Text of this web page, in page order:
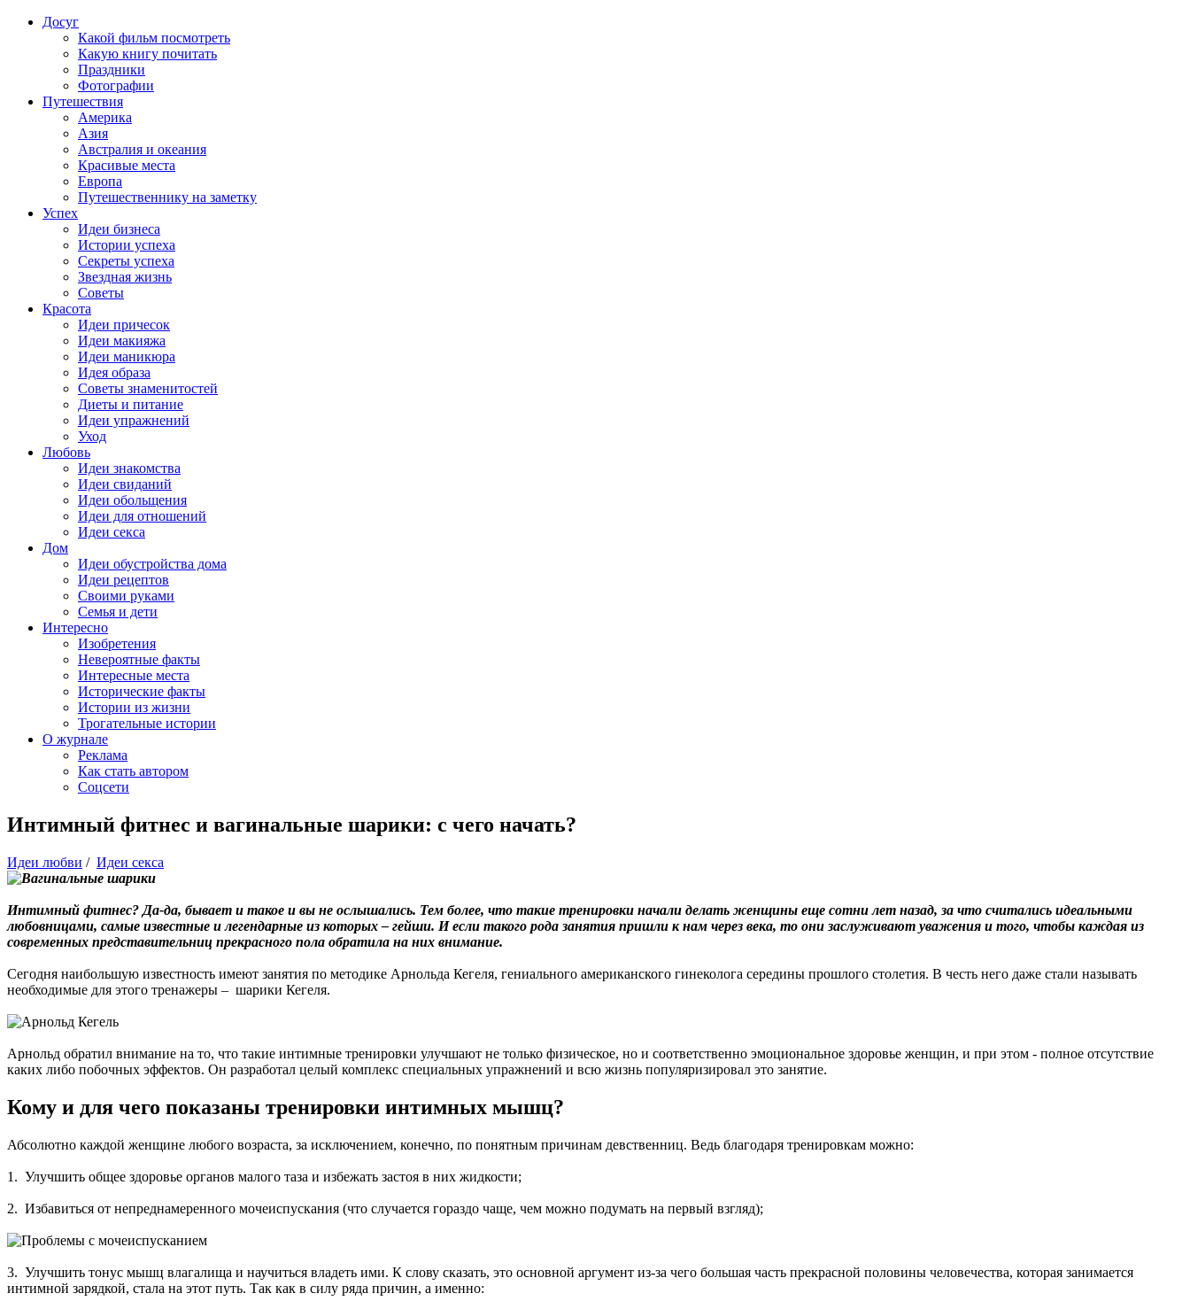
Досуг
Какой фильм посмотреть
Какую книгу почитать
Праздники
Фотографии
Путешествия
Америка
Азия
Австралия и океания
Красивые места
Европа
Путешественнику на заметку
Успех
Идеи бизнеса
Истории успеха
Секреты успеха
Звездная жизнь
Советы
Красота
Идеи причесок
Идеи макияжа
Идеи маникюра
Идея образа
Советы знаменитостей
Диеты и питание
Идеи упражнений
Уход
Любовь
Идеи знакомства
Идеи свиданий
Идеи обольщения
Идеи для отношений
Идеи секса
Дом
Идеи обустройства дома
Идеи рецептов
Своими руками
Семья и дети
Интересно
Изобретения
Невероятные факты
Интересные места
Исторические факты
Истории из жизни
Трогательные истории
О журнале
Реклама
Как стать автором
Соцсети
Интимный фитнес и вагинальные шарики: с чего начать?
Идеи любви / Идеи секса
Интимный фитнес? Да-да, бывает и такое и вы не ослышались. Тем более, что такие тренировки начали делать женщины еще сотни лет назад, за что считались идеальными
любовницами, самые известные и легендарные из которых – гейши. И если такого рода занятия пришли к нам через века, то они заслуживают уважения и того, чтобы каждая из
современных представительниц прекрасного пола обратила на них внимание.
Сегодня наибольшую известность имеют занятия по методике Арнольда Кегеля, гениального американского гинеколога середины прошлого столетия. В честь него даже стали называть
необходимые для этого тренажеры – шарики Кегеля.
Арнольд обратил внимание на то, что такие интимные тренировки улучшают не только физическое, но и соответственно эмоциональное здоровье женщин, и при этом - полное отсутствие
каких либо побочных эффектов. Он разработал целый комплекс специальных упражнений и всю жизнь популяризировал это занятие.
Кому и для чего показаны тренировки интимных мышц?
Абсолютно каждой женщине любого возраста, за исключением, конечно, по понятным причинам девственниц. Ведь благодаря тренировкам можно:
1. Улучшить общее здоровье органов малого таза и избежать застоя в них жидкости;
2. Избавиться от непреднамеренного мочеиспускания (что случается гораздо чаще, чем можно подумать на первый взгляд);
3. Улучшить тонус мышц влагалища и научиться владеть ими. К слову сказать, это основной аргумент из-за чего большая часть прекрасной половины человечества, которая занимается
интимной зарядкой, стала на этот путь. Так как в силу ряда причин, а именно: